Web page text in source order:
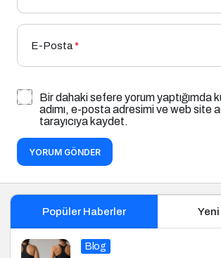
E-Posta*
Bir dahaki sefere yorum yaptığımda
adımı, e-posta adresimi ve web site
tarayıcıya kaydet.
YORUM GÖNDER
Popüler Haberler
Blog